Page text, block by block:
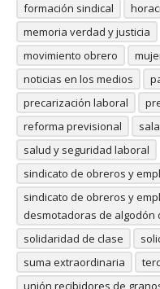
formación sindical
memoria verdad y justicia
movimiento obrero
noticias en los medios
precarización laboral
reforma previsional
salud y seguridad laboral
sindicato de obreros y
sindicato de obreros y
desmotadoras de algodón
solidaridad de clase
suma extraordinaria
unión recibidores de